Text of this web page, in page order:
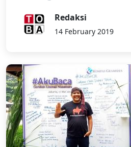
Redaksi
14 February 2019